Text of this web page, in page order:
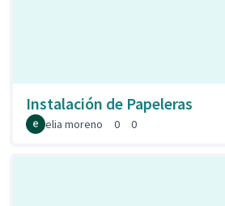
Instalación de Papeleras
elia moreno
0 0